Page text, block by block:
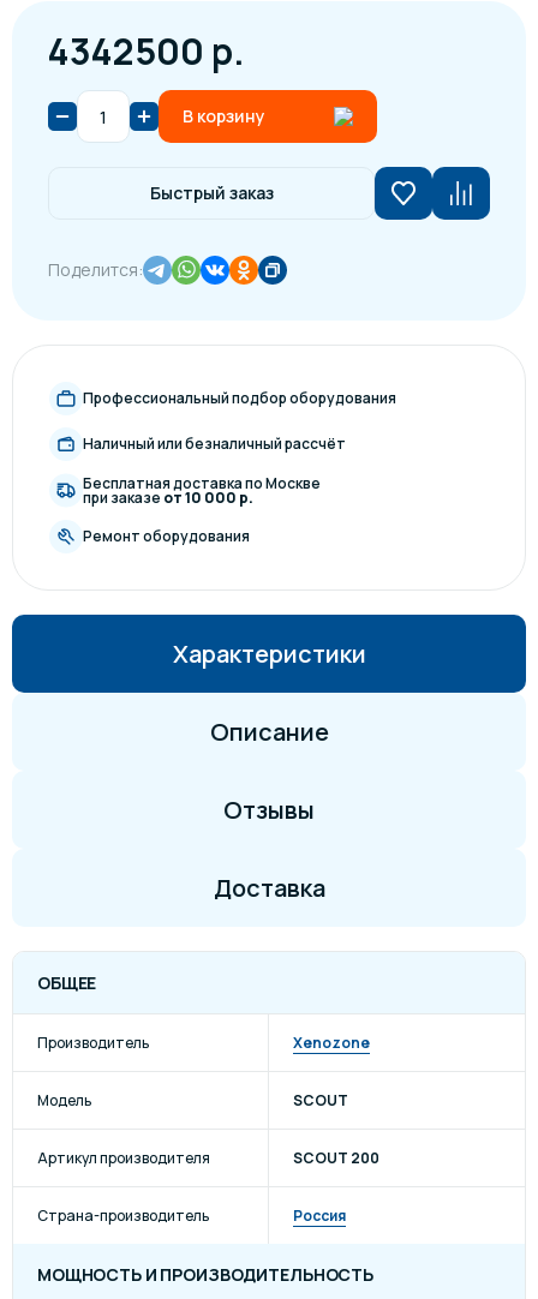
4342500 р.
В корзину
Быстрый заказ
Поделится:
Профессиональный подбор оборудования
Наличный или безналичный рассчёт
Бесплатная доставка по Москве
при заказе от 10 000 р.
Ремонт оборудования
Характеристики
Описание
Отзывы
Доставка
ОБЩЕЕ
Производитель Xenozone
Модель SCOUT
Артикул производителя SCOUT 200
Страна-производитель Россия
МОЩНОСТЬ И ПРОИЗВОДИТЕЛЬНОСТЬ